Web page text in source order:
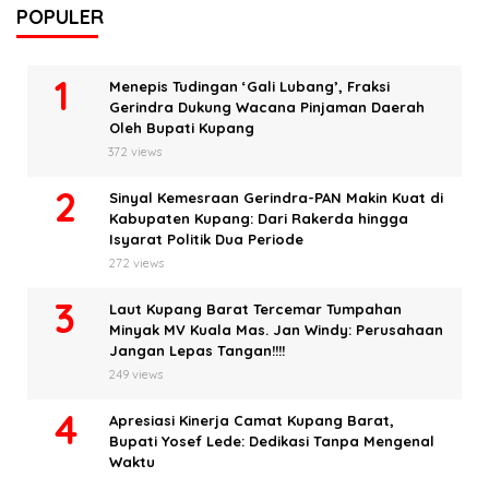
POPULER
Menepis Tudingan ‘Gali Lubang’, Fraksi
Gerindra Dukung Wacana Pinjaman Daerah
Oleh Bupati Kupang
372 views
Sinyal Kemesraan Gerindra-PAN Makin Kuat di
Kabupaten Kupang: Dari Rakerda hingga
Isyarat Politik Dua Periode
272 views
Laut Kupang Barat Tercemar Tumpahan
Minyak MV Kuala Mas. Jan Windy: Perusahaan
Jangan Lepas Tangan!!!!
249 views
Apresiasi Kinerja Camat Kupang Barat,
Bupati Yosef Lede: Dedikasi Tanpa Mengenal
Waktu